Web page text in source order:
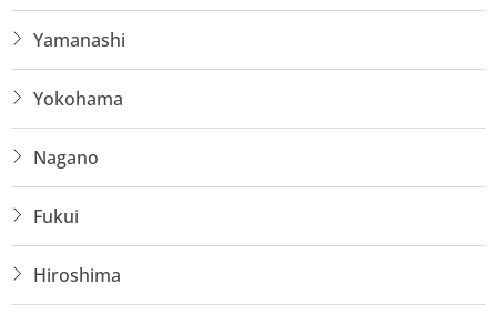
Yamanashi
Yokohama
Nagano
Fukui
Hiroshima